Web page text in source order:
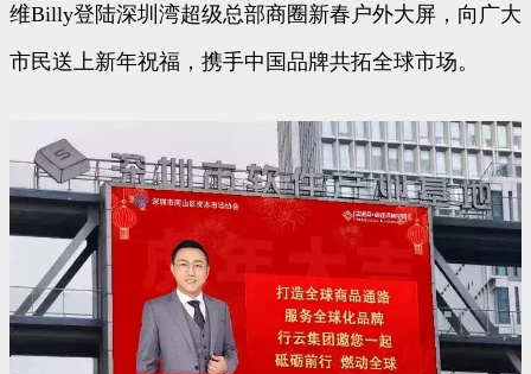
维Billy登陆深圳湾超级总部商圈新春户外大屏，向广大
市民送上新年祝福，携手中国品牌共拓全球市场。